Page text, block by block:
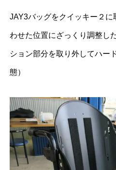
JAY3バッグをクイッキー２
わせた位置にざっくり調整し
ション部分を取り外してハー
態）